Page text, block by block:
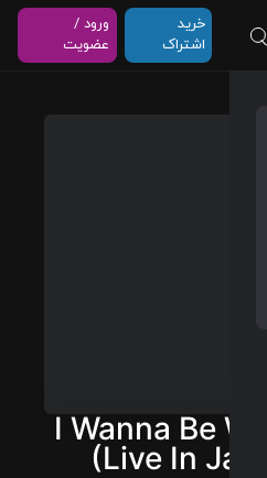
خرید
اشتراک
ورود /
عضویت
I Wanna Be
(Live In